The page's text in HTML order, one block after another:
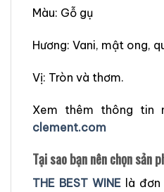
Màu: Gỗ gụ
Hương: Vani, mật ong,
Vị: Tròn và thơm.
Xem thêm thông tin
clement.com
Tại sao bạn nên chọn sản
THE BEST WINElà đơn